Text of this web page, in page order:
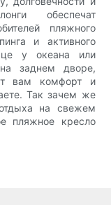
обеспечат
пляжного
и активного
у океана или
заднем дворе,
вам комфорт и
Так зачем же
на свежем
пляжное кресло